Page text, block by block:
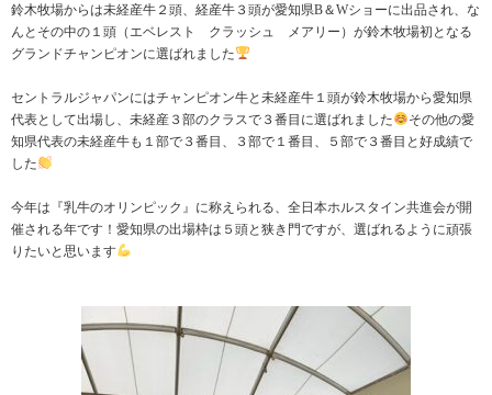
鈴木牧場からは未経産牛２頭、経産牛３頭が愛知県B＆Wショーに出品され、な
んとその中の１頭（エベレスト クラッシュ メアリー）が鈴木牧場初となる
グランドチャンピオンに選ばれました
セントラルジャパンにはチャンピオン牛と未経産牛１頭が鈴木牧場から愛知県
代表として出場し、未経産３部のクラスで３番目に選ばれました
その他の愛
知県代表の未経産牛も１部で３番目、３部で１番目、５部で３番目と好成績で
した
今年は『乳牛のオリンピック』に称えられる、全日本ホルスタイン共進会が開
催される年です！愛知県の出場枠は５頭と狭き門ですが、選ばれるように頑張
りたいと思います